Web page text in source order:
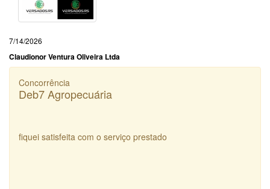
7/14/2026
Claudionor Ventura Oliveira Ltda
Concorrência
Deb7 Agropecuária
fiquei satisfeita com o serviço prestado